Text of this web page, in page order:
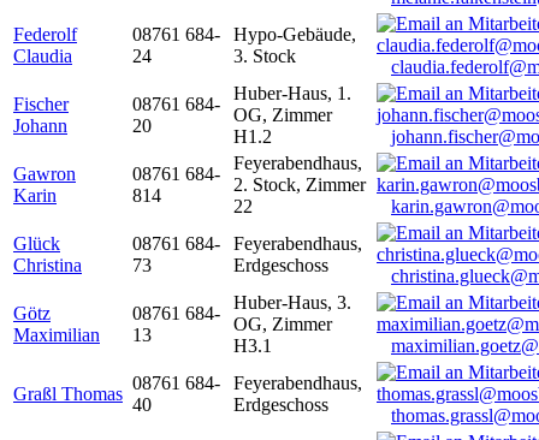
Federolf
Claudia
08761 684-
24
Hypo-Gebäude,
3. Stock
Fischer
Johann
08761 684-
20
Huber-Haus, 1.
OG, Zimmer
H1.2
Gawron
Karin
08761 684-
814
Feyerabendhaus,
2. Stock, Zimmer
22
Glück
Christina
08761 684-
73
Feyerabendhaus,
Erdgeschoss
Götz
Maximilian
08761 684-
13
Huber-Haus, 3.
OG, Zimmer
H3.1
Graßl Thomas
08761 684-
40
Feyerabendhaus,
Erdgeschoss